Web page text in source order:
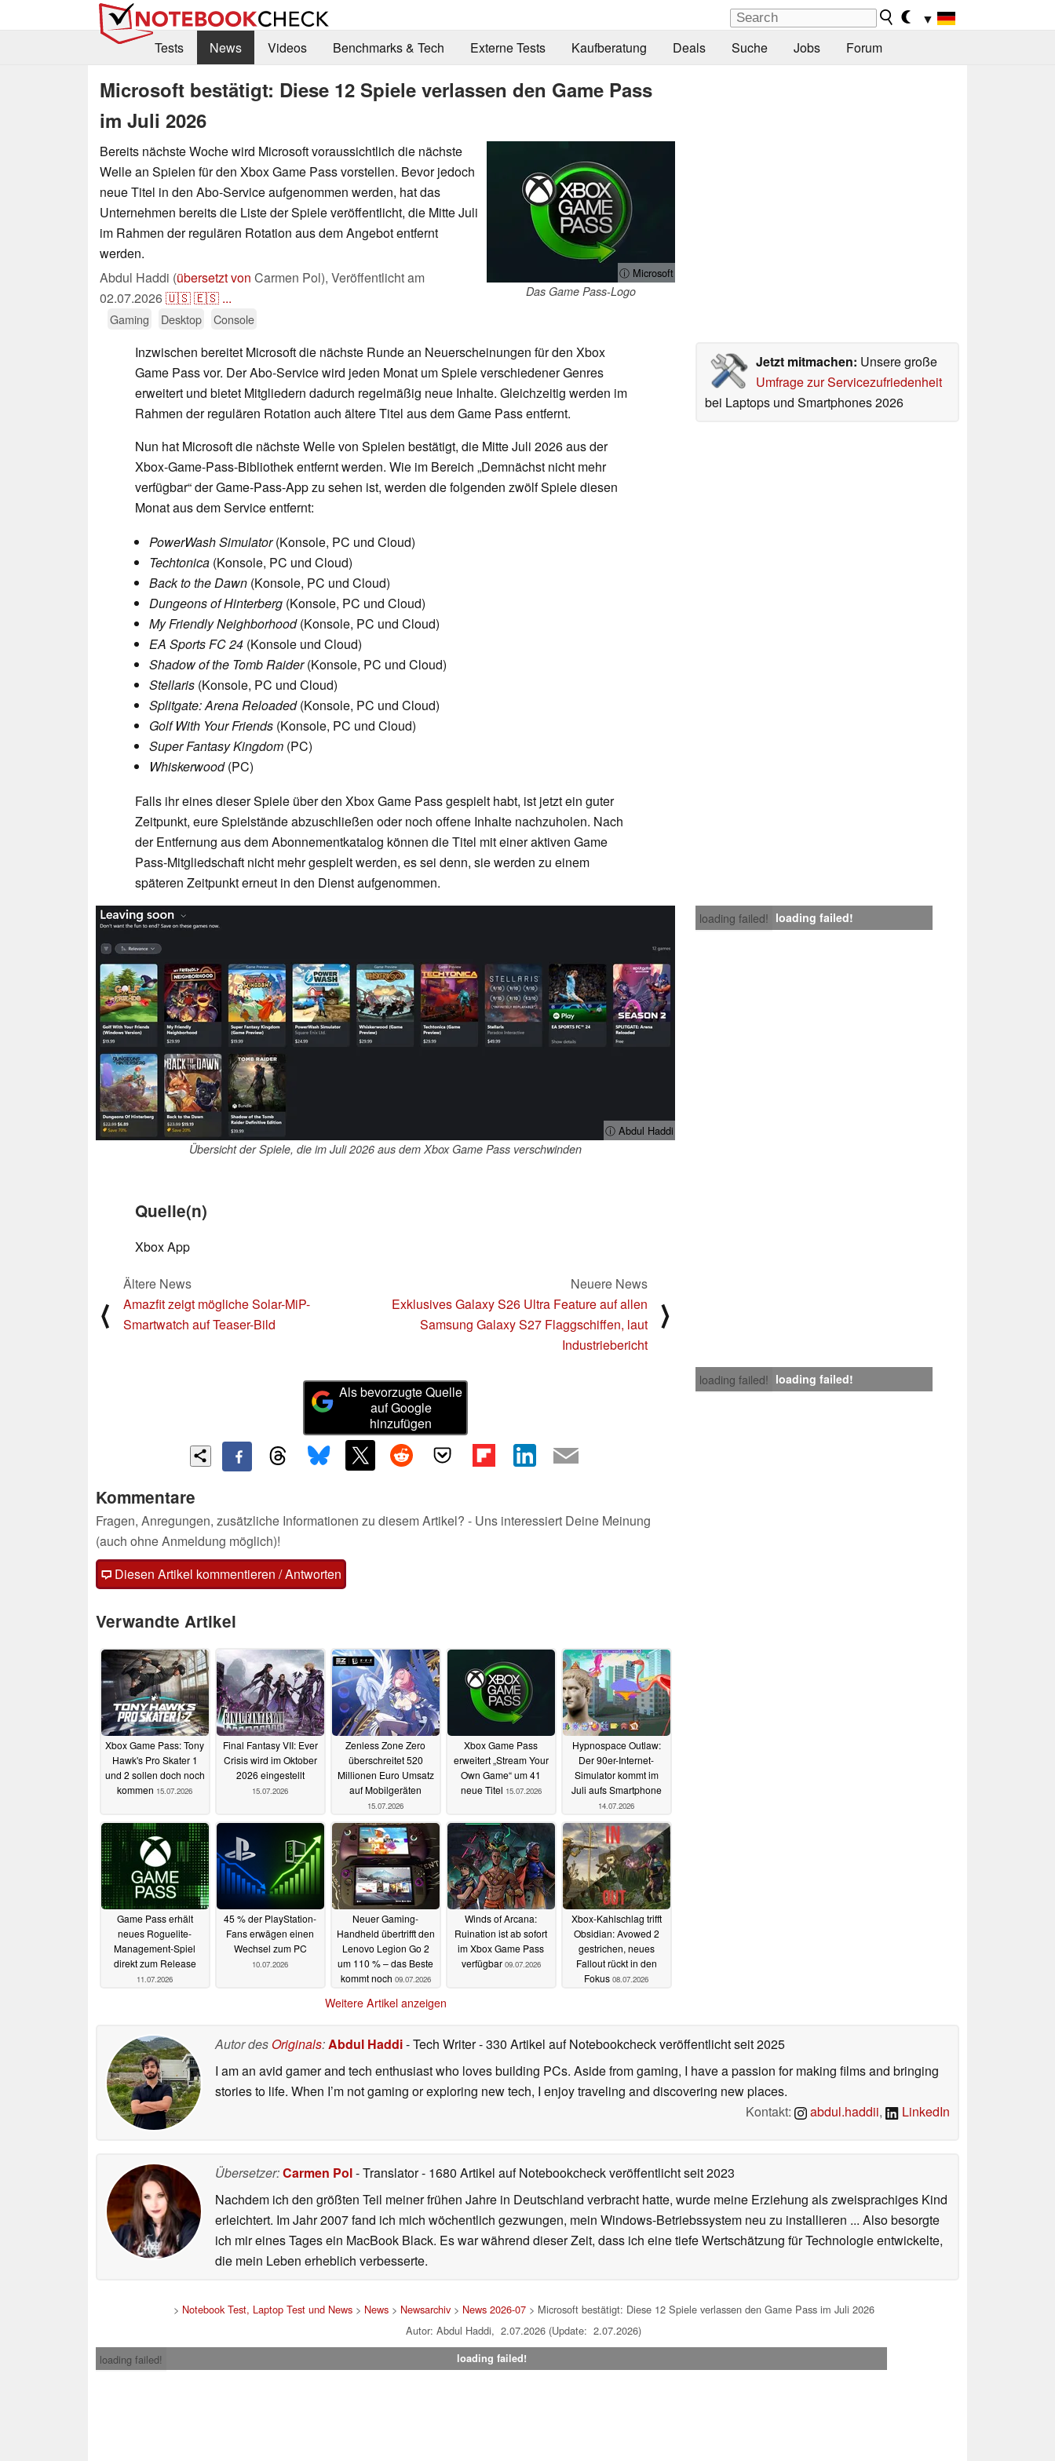
▼
Tests
News Videos Benchmarks & Tech Externe Tests Kaufberatung Deals Suche Jobs Forum
Microsoft bestätigt: Diese 12 Spiele verlassen den Game Pass
im Juli 2026
ⓘ Microsoft
Das Game Pass-Logo
Bereits nächste Woche wird Microsoft voraussichtlich die nächste
Welle an Spielen für den Xbox Game Pass vorstellen. Bevor jedoch
neue Titel in den Abo-Service aufgenommen werden, hat das
Unternehmen bereits die Liste der Spiele veröffentlicht, die Mitte Juli
im Rahmen der regulären Rotation aus dem Angebot entfernt
werden.
Abdul Haddi (übersetzt von Carmen Pol), Veröffentlicht am
02.07.2026🇺🇸🇪🇸 ...
Gaming Desktop Console
Jetzt mitmachen: Unsere große
Umfrage zur Servicezufriedenheit
bei Laptops und Smartphones 2026
Inzwischen bereitet Microsoft die nächste Runde an Neuerscheinungen für den Xbox
Game Pass vor. Der Abo-Service wird jeden Monat um Spiele verschiedener Genres
erweitert und bietet Mitgliedern dadurch regelmäßig neue Inhalte. Gleichzeitig werden im
Rahmen der regulären Rotation auch ältere Titel aus dem Game Pass entfernt.
Nun hat Microsoft die nächste Welle von Spielen bestätigt, die Mitte Juli 2026 aus der
Xbox-Game-Pass-Bibliothek entfernt werden. Wie im Bereich „Demnächst nicht mehr
verfügbar“ der Game-Pass-App zu sehen ist, werden die folgenden zwölf Spiele diesen
Monat aus dem Service entfernt:
PowerWash Simulator(Konsole, PC und Cloud)
Techtonica (Konsole, PC und Cloud)
Back to the Dawn (Konsole, PC und Cloud)
Dungeons of Hinterberg (Konsole, PC und Cloud)
My Friendly Neighborhood(Konsole, PC und Cloud)
EA Sports FC 24 (Konsole und Cloud)
Shadow of the Tomb Raider(Konsole, PC und Cloud)
Stellaris (Konsole, PC und Cloud)
Splitgate: Arena Reloaded(Konsole, PC und Cloud)
Golf With Your Friends (Konsole, PC und Cloud)
Super Fantasy Kingdom (PC)
Whiskerwood(PC)
Falls ihr eines dieser Spiele über den Xbox Game Pass gespielt habt, ist jetzt ein guter
Zeitpunkt, eure Spielstände abzuschließen oder noch offene Inhalte nachzuholen. Nach
der Entfernung aus dem Abonnementkatalog können die Titel mit einer aktiven Game
Pass-Mitgliedschaft nicht mehr gespielt werden, es sei denn, sie werden zu einem
späteren Zeitpunkt erneut in den Dienst aufgenommen.
loading failed! loading failed!
ⓘ Abdul Haddi
Übersicht der Spiele, die im Juli 2026 aus dem Xbox Game Pass verschwinden
Quelle(n)
Xbox App
⟨
Ältere News
Amazfit zeigt mögliche Solar-MiP-
Smartwatch auf Teaser-Bild
Neuere News
Exklusives Galaxy S26 Ultra Feature auf allen
Samsung Galaxy S27 Flaggschiffen, laut
Industriebericht
⟩
loading failed! loading failed!
Als bevorzugte Quelle
auf Google
hinzufügen
Kommentare
Fragen, Anregungen, zusätzliche Informationen zu diesem Artikel? - Uns interessiert Deine Meinung
(auch ohne Anmeldung möglich)!
Diesen Artikel kommentieren / Antworten
Verwandte Artikel
Xbox Game Pass: Tony
Hawk's Pro Skater 1
und 2 sollen doch noch
kommen 15.07.2026
Final Fantasy VII: Ever
Crisis wird im Oktober
2026 eingestellt
15.07.2026
Zenless Zone Zero
überschreitet 520
Millionen Euro Umsatz
auf Mobilgeräten
15.07.2026
Xbox Game Pass
erweitert „Stream Your
Own Game“ um 41
neue Titel 15.07.2026
Hypnospace Outlaw:
Der 90er-Internet-
Simulator kommt im
Juli aufs Smartphone
14.07.2026
Game Pass erhält
neues Roguelite-
Management-Spiel
direkt zum Release
11.07.2026
45 % der PlayStation-
Fans erwägen einen
Wechsel zum PC
10.07.2026
Neuer Gaming-
Handheld übertrifft den
Lenovo Legion Go 2
um 110 % – das Beste
kommt noch 09.07.2026
Winds of Arcana:
Ruination ist ab sofort
im Xbox Game Pass
verfügbar 09.07.2026
Xbox-Kahlschlag trifft
Obsidian: Avowed 2
gestrichen, neues
Fallout rückt in den
Fokus 08.07.2026
Weitere Artikel anzeigen
Autor des Originals:Abdul Haddi- Tech Writer- 330 Artikel auf Notebookcheck veröffentlichtseit 2025
I am an avid gamer and tech enthusiast who loves building PCs. Aside from gaming, I have a passion for making films and bringing
stories to life. When I’m not gaming or exploring new tech, I enjoy traveling and discovering new places.
Kontakt:
abdul.haddii, LinkedIn
Übersetzer:Carmen Pol- Translator- 1680 Artikel auf Notebookcheck veröffentlichtseit 2023
Nachdem ich den größten Teil meiner frühen Jahre in Deutschland verbracht hatte, wurde meine Erziehung als zweisprachiges Kind
erleichtert. Im Jahr 2007 fand ich mich wöchentlich gezwungen, mein Windows-Betriebssystem neu zu installieren ... Also besorgte
ich mir eines Tages ein MacBook Black. Es war während dieser Zeit, dass ich eine tiefe Wertschätzung für Technologie entwickelte,
die mein Leben erheblich verbesserte.
> Notebook Test, Laptop Test und News> News> Newsarchiv> News 2026-07> Microsoft bestätigt: Diese 12 Spiele verlassen den Game Pass im Juli 2026
Autor: Abdul Haddi, 2.07.2026 (Update: 2.07.2026)
loading failed!
loading failed!